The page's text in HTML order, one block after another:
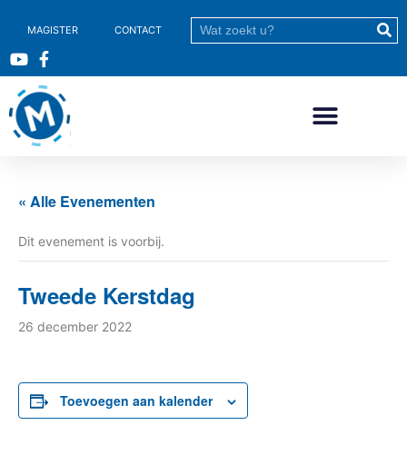
MAGISTER CONTACT
« Alle Evenementen
Dit evenement is voorbij.
Tweede Kerstdag
26 december 2022
Toevoegen aan kalender